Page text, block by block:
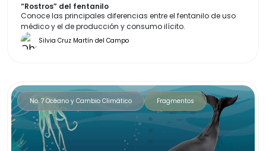
“Rostros” del fentanilo
Conoce las principales diferencias entre el fentanilo de uso
médico y el de producción y consumo ilícito.
Silvia Cruz Martín del Campo
No. 7 Océano y Cambio Climático Fragmentos